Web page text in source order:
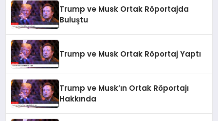
Trump ve Musk Ortak Röportajda
Buluştu
Trump ve Musk Ortak Röportaj Yaptı
Trump ve Musk’ın Ortak Röportajı
Hakkında